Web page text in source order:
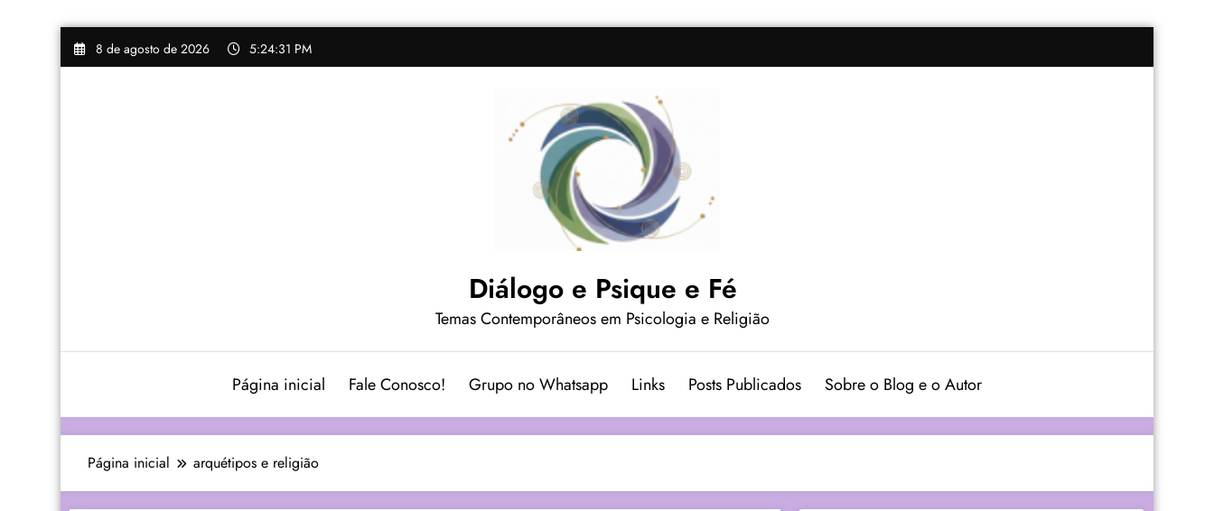
Pular
para
8 de agosto de 2026 5:24:32 PM
Diálogo e Psique e Fé
Temas Contemporâneos em Psicologia e Religião
Página inicial Fale Conosco! Grupo no Whatsapp Links Posts Publicados Sobre o Blog e o Autor
Página inicial arquétipos e religião